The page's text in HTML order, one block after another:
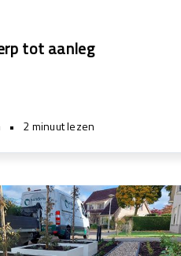
tot aanleg
• 2 minuut lezen